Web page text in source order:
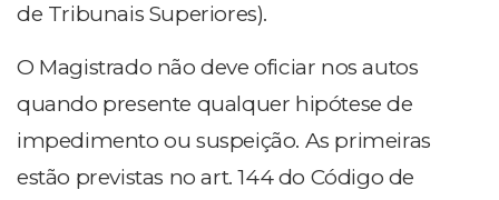
de Tribunais Superiores).
O Magistrado não deve oficiar nos autos
quando presente qualquer hipótese de
impedimento ou suspeição. As primeiras
estão previstas no art. 144 do Código de